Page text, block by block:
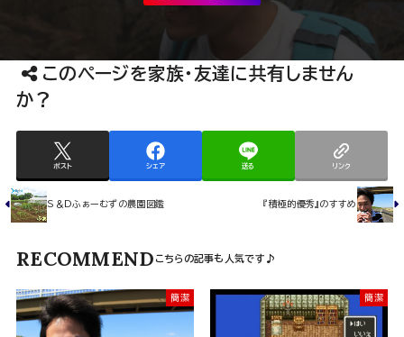
このページを家族･友達に共有しません
か？
ポスト シェア 送る リンク
S＆Dふぁーむずの農園図鑑 『積極的優秀』のすすめ
RECOMMEND
簡潔 簡潔